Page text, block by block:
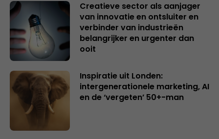
Creatieve sector als aanjager
van innovatie en ontsluiter en
verbinder van industrieën
belangrijker en urgenter dan
ooit
Inspiratie uit Londen:
intergenerationele marketing, AI
en de ‘vergeten’ 50+-man